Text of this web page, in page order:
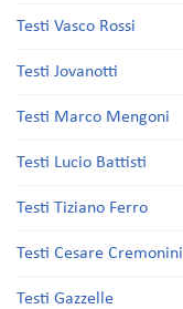
Testi Vasco Rossi
Testi Jovanotti
Testi Marco Mengoni
Testi Lucio Battisti
Testi Tiziano Ferro
Testi Cesare Cremonini
Testi Gazzelle